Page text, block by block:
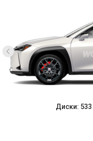
Диски: 533